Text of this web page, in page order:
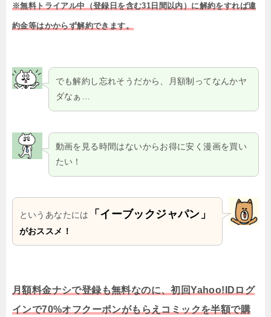
※無料トライアル中（登録日を含む31日間以内）に解約をすれば違
約金等はかからず解約できます。
でも解約し忘れそうだから、月額制ってなんかヤ
ダなぁ…
動画を見る時間はないからお得に安く漫画を買い
たい！
というあなたには 「イーブックジャパン」
がおススメ！
月額料金ナシで登録も無料なのに、初回Yahoo!IDログ
インで70%オフクーポンがもらえコミックを半額で購